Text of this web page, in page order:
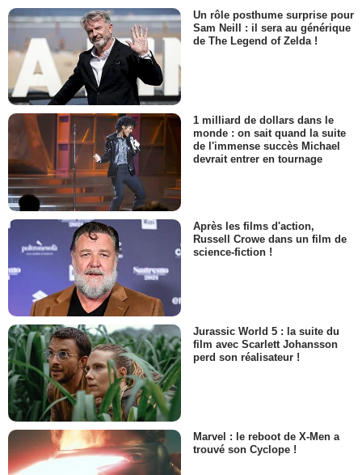
Un rôle posthume surprise pour
Sam Neill : il sera au générique
de The Legend of Zelda !
1 milliard de dollars dans le
monde : on sait quand la suite
de l'immense succès Michael
devrait entrer en tournage
Après les films d'action,
Russell Crowe dans un film de
science-fiction !
Jurassic World 5 : la suite du
film avec Scarlett Johansson
perd son réalisateur !
Marvel : le reboot de X-Men a
trouvé son Cyclope !